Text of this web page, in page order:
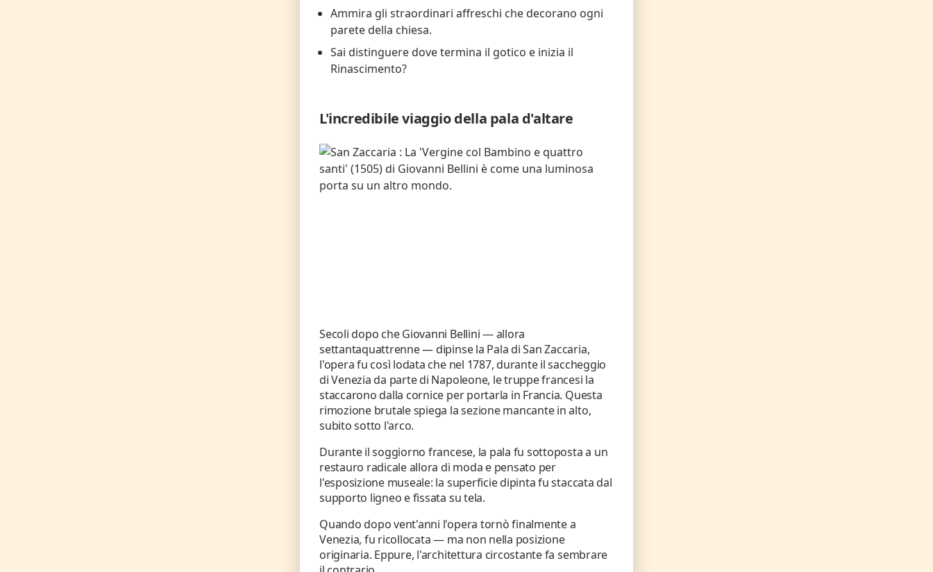
Ammira gli straordinari affreschi che decorano ogni
parete della chiesa.
Sai distinguere dove termina il gotico e inizia il
Rinascimento?
L'incredibile viaggio della pala d'altare
Secoli dopo che Giovanni Bellini — allora
settantaquattrenne — dipinse la Pala di San Zaccaria,
l'opera fu così lodata che nel 1787, durante il saccheggio
di Venezia da parte di Napoleone, le truppe francesi la
staccarono dalla cornice per portarla in Francia. Questa
rimozione brutale spiega la sezione mancante in alto,
subito sotto l'arco.
Durante il soggiorno francese, la pala fu sottoposta a un
restauro radicale allora di moda e pensato per
l'esposizione museale: la superficie dipinta fu staccata dal
supporto ligneo e fissata su tela.
Quando dopo vent'anni l'opera tornò finalmente a
Venezia, fu ricollocata — ma non nella posizione
originaria. Eppure, l'architettura circostante fa sembrare